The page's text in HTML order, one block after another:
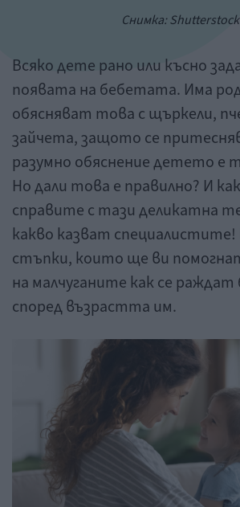
Снимка: Shutterstock
Всяко дете рано или късно
появата на бебетата. Има
обясняват това с щъркели,
зайчета, защото се
разумно обяснение детето е
Но дали това е правилно? И
справите с тази деликатна
какво казват
стъпки, които ще ви
на малчуганите как се
според възрастта им.